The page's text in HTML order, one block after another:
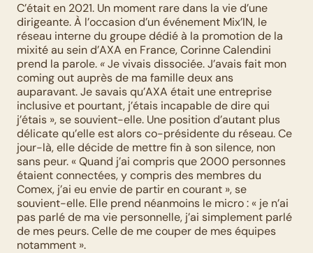
C’était en 2021. Un moment rare dans la vie d’une
dirigeante. À l’occasion d’un événement Mix’IN, le
réseau interne du groupe dédié à la promotion de la
mixité au sein d’AXA en France, Corinne Calendini
prend la parole. « Je vivais dissociée. J’avais fait mon
coming out auprès de ma famille deux ans
auparavant. Je savais qu’AXA était une entreprise
inclusive et pourtant, j’étais incapable de dire qui
j’étais », se souvient-elle. Une position d’autant plus
délicate qu’elle est alors co-présidente du réseau. Ce
jour-là, elle décide de mettre fin à son silence, non
sans peur. « Quand j’ai compris que 2000 personnes
étaient connectées, y compris des membres du
Comex, j’ai eu envie de partir en courant », se
souvient-elle. Elle prend néanmoins le micro : « je n’ai
pas parlé de ma vie personnelle, j’ai simplement parlé
de mes peurs. Celle de me couper de mes équipes
notamment ».